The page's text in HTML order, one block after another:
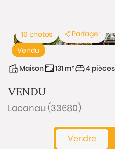
Vendu
16 photos Partager
Maison 131 m² 4 pièces
VENDU
Lacanau (33680)
Vendre